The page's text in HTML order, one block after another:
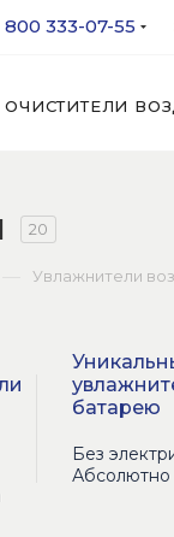
800 333-07-55
ОЧИСТИТЕЛИ
20
Увлажнители
батарею
Без